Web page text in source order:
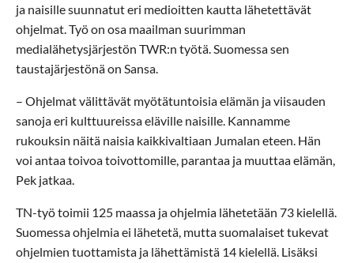
ja naisille suunnatut eri medioitten kautta lähetettävät
ohjelmat. Työ on osa maailman suurimman
medialähetysjärjestön TWR:n työtä. Suomessa sen
taustajärjestönä on Sansa.
– Ohjelmat välittävät myötätuntoisia elämän ja viisauden
sanoja eri kulttuureissa eläville naisille. Kannamme
rukouksin näitä naisia kaikkivaltiaan Jumalan eteen. Hän
voi antaa toivoa toivottomille, parantaa ja muuttaa elämän,
Pek jatkaa.
TN-työ toimii 125 maassa ja ohjelmia lähetetään 73 kielellä.
Suomessa ohjelmia ei lähetetä, mutta suomalaiset tukevat
ohjelmien tuottamista ja lähettämistä 14 kielellä. Lisäksi